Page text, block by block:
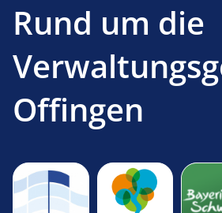
Rund um die
Offingen